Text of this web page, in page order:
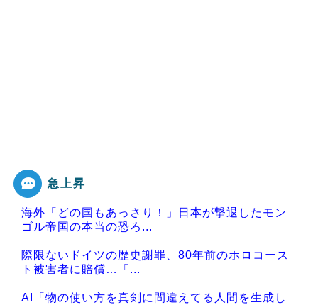
急上昇
海外「どの国もあっさり！」日本が撃退したモン
ゴル帝国の本当の恐ろ...
際限ないドイツの歴史謝罪、80年前のホロコース
ト被害者に賠償…「...
AI「物の使い方を真剣に間違えてる人間を生成し